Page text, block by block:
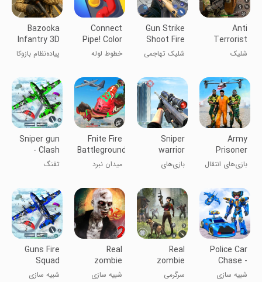
Anti
Terrorist
Sniper
شلیک
ضدتروریستی
Gun Strike
Shoot Fire
شلیک تهاجمی
Connect
Pipe! Color
Line Game
خطوط لوله
Bazooka
Infantry 3D
پیاده‌نظام بازوکا
Army
Prisoner
Transport
Games
بازی‌های انتقال
Sniper
warrior
shooting
games
بازی‌های
جنگجوی
تک‌تیرانداز
Fnite Fire
Battleground:
Guns
میدان نبرد
اسلحه‌ها
Sniper gun
- Clash
Squad 3D
تفنگ
نبرد ناوگان ۳
بعدی
Police Car
Chase -
Gangster
شبیه سازی
Real
zombie
hunter -
سرگرمی
Real
zombie
hunter
شبیه سازی
Guns Fire
Squad
Battleground
شبیه سازی